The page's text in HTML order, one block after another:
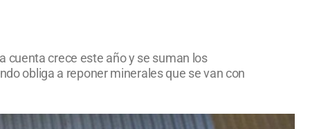
cuenta crece este año y se suman los
obliga a reponer minerales que se van con